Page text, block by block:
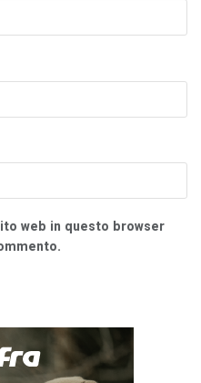
web in questo browser